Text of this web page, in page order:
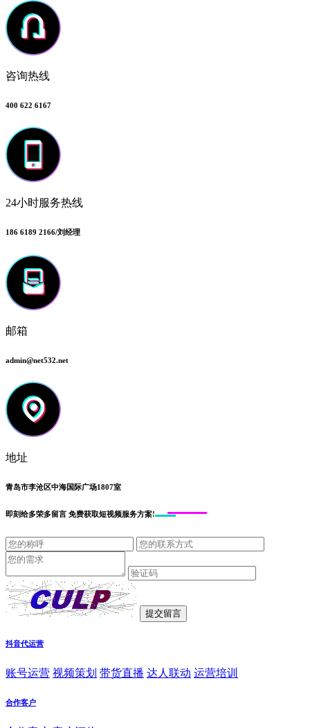
咨询热线
400 622 6167
24小时服务热线
186 6189 2166/刘经理
邮箱
admin@net532.net
地址
青岛市李沧区中海国际广场1807室
即刻给多荣多留言 免费获取短视频服务方案!
抖音代运营
账号运营 视频策划 带货直播 达人联动 运营培训
合作客户